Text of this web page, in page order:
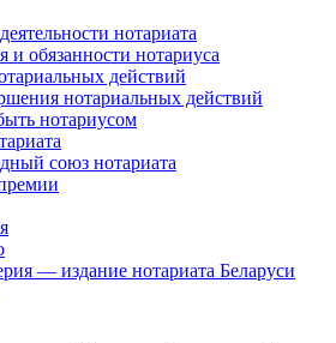
нотариата
и обязанности нотариуса
действий
нотариальных действий
нотариусом
союз нотариата
— издание нотариата Беларуси